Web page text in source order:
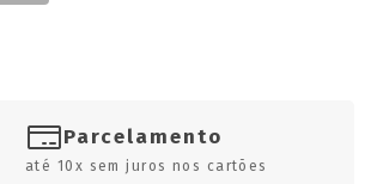
Parcelamento
até 10x sem juros nos cartões